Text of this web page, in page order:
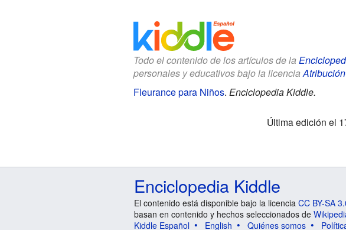
Todo el contenido de los artículos de la
personales y educativos bajo la licencia
Fleurance para Niños. Enciclopedia Kiddle.
Última edición el
Enciclopedia Kiddle
El contenido está disponible bajo la licencia CC BY-SA
basan en contenido y hechos seleccionados de
Kiddle Español
English Quiénes somos